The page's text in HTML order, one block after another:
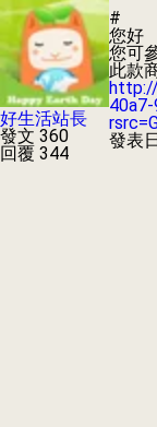
好生活站長
發文 360
回覆 344
#
您好
您可
此款
發表